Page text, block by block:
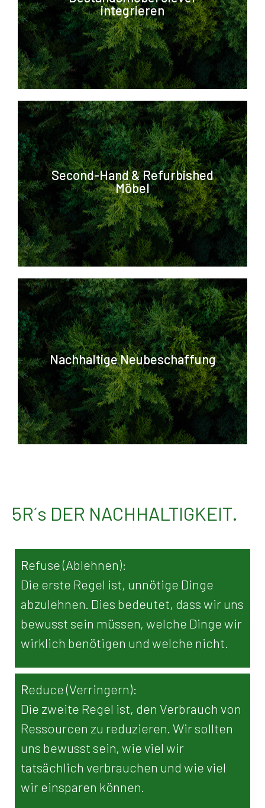
integrieren
machen daraus ein stimmiges
neues Konzept.
Second-Hand & Refurbished
Möbel
Hochwertig, geprüft, stilvoll - mit
deutlicher Umweltwirkung.
Nachhaltige Neubeschaffung
Neu muss nicht schlecht sein -
wir wählen bewusst und
langlebig.
5R´s DER NACHHALTIGKEIT.
Refuse (Ablehnen):
Die erste Regel ist, unnötige Dinge
abzulehnen. Dies bedeutet, dass wir uns
bewusst sein müssen, welche Dinge wir
wirklich benötigen und welche nicht.
Reduce (Verringern):
Die zweite Regel ist, den Verbrauch von
Ressourcen zu reduzieren. Wir sollten
uns bewusst sein, wie viel wir
tatsächlich verbrauchen und wie viel
wir einsparen können.